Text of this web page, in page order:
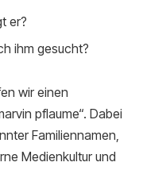
er?
ihm gesucht?
wir einen
pflaume“. Dabei
Familiennamen,
Medienkultur und